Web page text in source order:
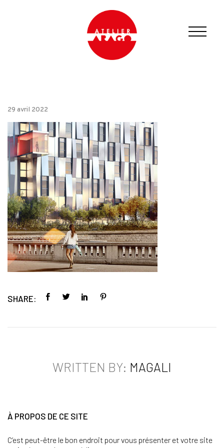
29 avril 2022
SHARE:
WRITTEN BY: MAGALI
À PROPOS DE CE SITE
C’est peut-être le bon endroit pour vous présenter et votre site